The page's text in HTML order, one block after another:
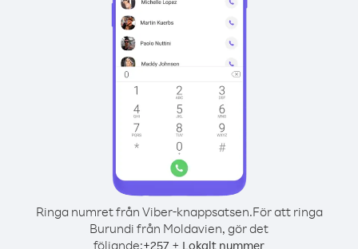
Ringa numret från Viber-knappsatsen.För att ringa
Burundi från Moldavien, gör det
följande:+257 + Lokalt nummer